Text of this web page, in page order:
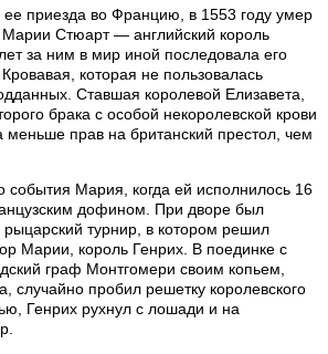
ее приезда во Францию, в 1553 году умер
Стюарт — английский король
за ним в мир иной последовала его
которая не пользовалась
Ставшая королевой Елизавета,
брака с особой некоролевской крови
прав на британский престол, чем
события Мария, когда ей исполнилось 16
дофином. При дворе был
рыцарский турнир, в котором решил
Марии, король Генрих. В поединке с
граф Монтгомери своим копьем,
случайно пробил решетку королевского
Генрих рухнул с лошади и на